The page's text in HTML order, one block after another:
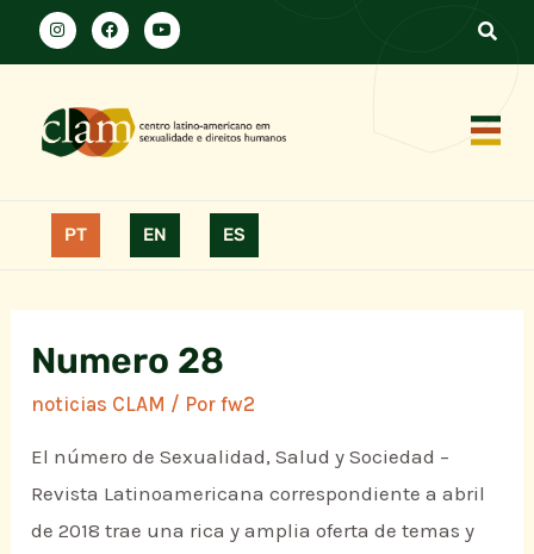
PT EN ES
Numero 28
noticias CLAM / Porfw2
El número de Sexualidad, Salud y Sociedad –
Revista Latinoamericana correspondiente a abril
de 2018 trae una rica y amplia oferta de temas y